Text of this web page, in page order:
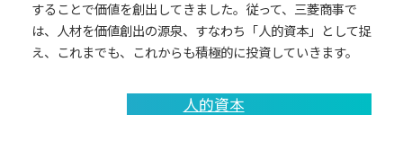
することで価値を創出してきました。従って、三菱商事で
は、人材を価値創出の源泉、すなわち「人的資本」として捉
え、これまでも、これからも積極的に投資していきます。
人的資本